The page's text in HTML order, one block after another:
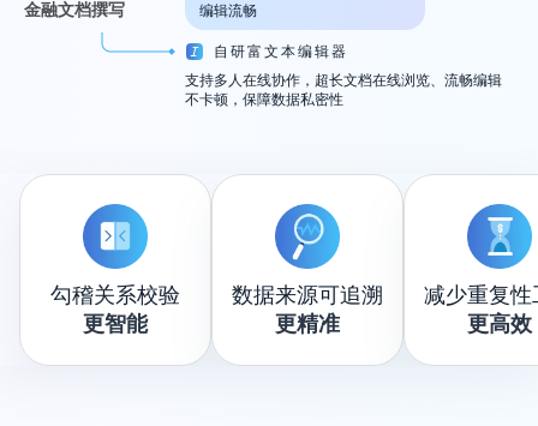
金融文档撰写
编辑流畅
自研富文本编辑器
支持多人在线协作，超长文档在线浏览、 流畅编辑
不卡顿，保障数据私密性
勾稽关系校验
更智能
数据来源可追溯
更精准
减少重复性
更高效